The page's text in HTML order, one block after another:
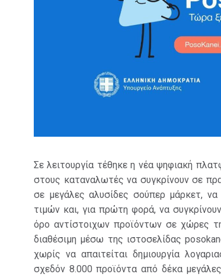
Σε λειτουργία τέθηκε η νέα ψηφιακή
στους καταναλωτές να συγκρίνουν σε
σε μεγάλες αλυσίδες σούπερ μάρκετ,
τιμών και, για πρώτη φορά, να
όρο αντίστοιχων προϊόντων σε χώρες
διαθέσιμη μέσω της ιστοσελίδας
χωρίς να απαιτείται δημιουργία
σχεδόν 8.000 προϊόντα από δέκα